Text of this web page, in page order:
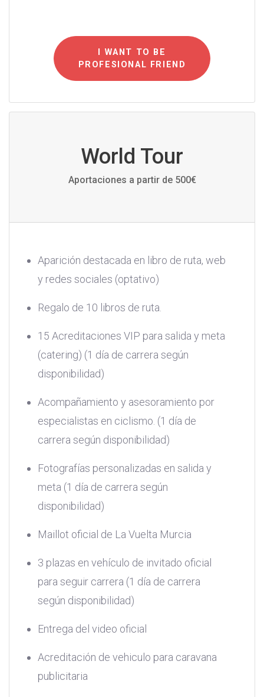
I WANT TO BE
PROFESIONAL FRIEND
World Tour
Aportaciones a partir de 500€
Aparición destacada en libro de ruta, web
y redes sociales (optativo)
Regalo de 10 libros de ruta.
15 Acreditaciones VIP para salida y meta
(catering) (1 día de carrera según
disponibilidad)
Acompañamiento y asesoramiento por
especialistas en ciclismo. (1 día de
carrera según disponibilidad)
Fotografías personalizadas en salida y
meta (1 día de carrera según
disponibilidad)
Maillot oficial de La Vuelta Murcia
3 plazas en vehículo de invitado oficial
para seguir carrera (1 día de carrera
según disponibilidad)
Entrega del video oficial
Acreditación de vehiculo para caravana
publicitaria